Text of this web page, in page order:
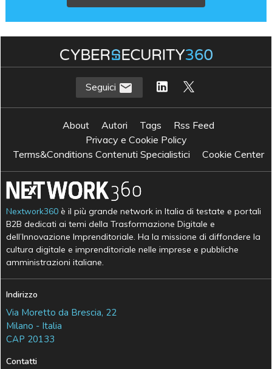
Seguici
About Autori Tags
Rss Feed
Privacy e Cookie Policy
Terms&Conditions Contenuti Specialistici
Cookie Center
Nextwork360 è il più grande network in Italia di testate e portali
B2B dedicati ai temi della Trasformazione Digitale e
dell’Innovazione Imprenditoriale. Ha la missione di diffondere la
cultura digitale e imprenditoriale nelle imprese e pubbliche
amministrazioni italiane.
Indirizzo
Via Moretto da Brescia, 22
Milano - Italia
CAP 20133
Contatti